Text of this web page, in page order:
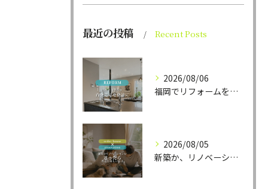
最近の投稿 Recent Posts
2026/08/06
福岡でリフォームをお考えの方、必見。
2026/08/05
新築か、リノベーションか。